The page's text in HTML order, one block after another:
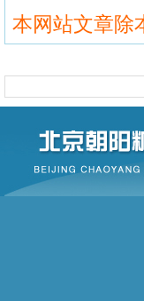
本网站文章除
北京朝
糖
医